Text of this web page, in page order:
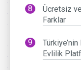
Ücretsiz
Farklar
Evlilik